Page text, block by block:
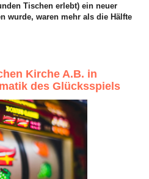
Tischen erlebt) ein neuer
wurde, waren mehr als die Hälfte
Kirche A.B. in
des Glücksspiels